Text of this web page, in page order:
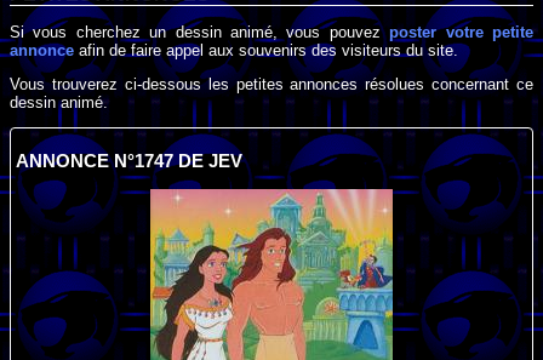
Si vous cherchez un dessin animé, vous pouvezposter votre petite
annonce afin de faire appel aux souvenirs des visiteurs du site.
Vous trouverez ci-dessous les petites annonces résolues concernant ce
dessin animé.
ANNONCE N°1747 DE JEV